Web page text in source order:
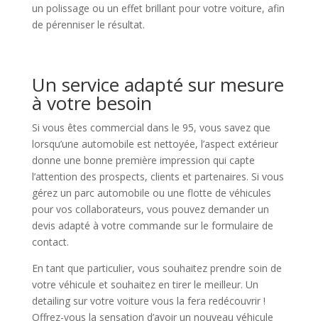
un polissage ou un effet brillant pour votre voiture, afin
de pérenniser le résultat.
Un service adapté sur mesure
à votre besoin
Si vous êtes commercial dans le 95, vous savez que
lorsqu’une automobile est nettoyée, l’aspect extérieur
donne une bonne première impression qui capte
l’attention des prospects, clients et partenaires. Si vous
gérez un parc automobile ou une flotte de véhicules
pour vos collaborateurs, vous pouvez demander un
devis adapté à votre commande sur le formulaire de
contact.
En tant que particulier, vous souhaitez prendre soin de
votre véhicule et souhaitez en tirer le meilleur. Un
detailing sur votre voiture vous la fera redécouvrir !
Offrez-vous la sensation d’avoir un nouveau véhicule